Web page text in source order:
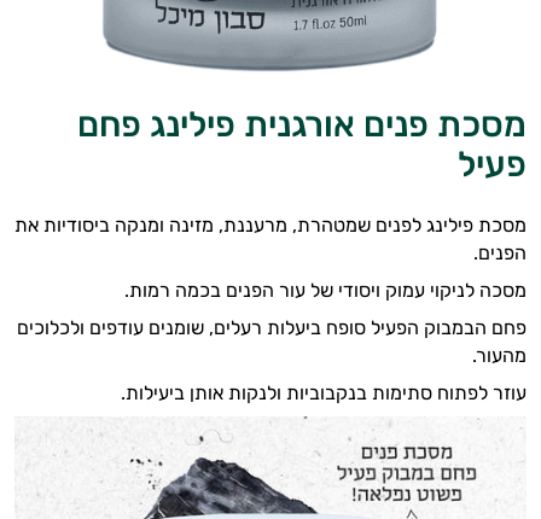
מסכת פנים אורגנית פילינג פחם
פעיל
מסכת פילינג לפנים שמטהרת, מרעננת, מזינה ומנקה ביסודיות את
הפנים.
מסכה לניקוי עמוק ויסודי של עור הפנים בכמה רמות.
פחם הבמבוק הפעיל סופח ביעלות רעלים, שומנים עודפים ולכלוכים
מהעור.
עוזר לפתוח סתימות בנקבוביות ולנקות אותן ביעילות.